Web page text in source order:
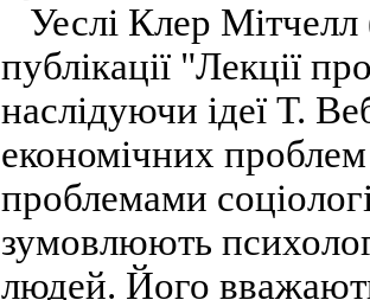
Уеслі Клер Мітчелл
публікації "Лекції
наслідуючи ідеї Т.
економічних
проблемами
зумовлюють
людей. Його